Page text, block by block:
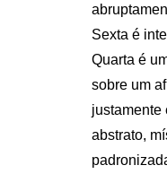
Sexta é
Quarta é
sobre um
justamente
abstrato,